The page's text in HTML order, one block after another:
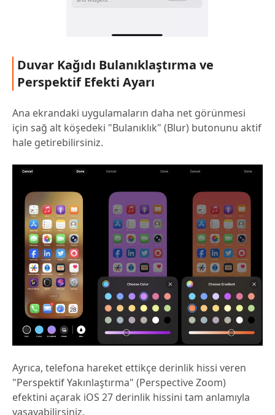
Duvar Kağıdı Bulanıklaştırma ve
Perspektif Efekti Ayarı
Ana ekrandaki uygulamaların daha net görünmesi
için sağ alt köşedeki "Bulanıklık" (Blur) butonunu aktif
hale getirebilirsiniz.
Ayrıca, telefona hareket ettikçe derinlik hissi veren
"Perspektif Yakınlaştırma" (Perspective Zoom)
efektini açarak iOS 27 derinlik hissini tam anlamıyla
yaşayabilirsiniz.